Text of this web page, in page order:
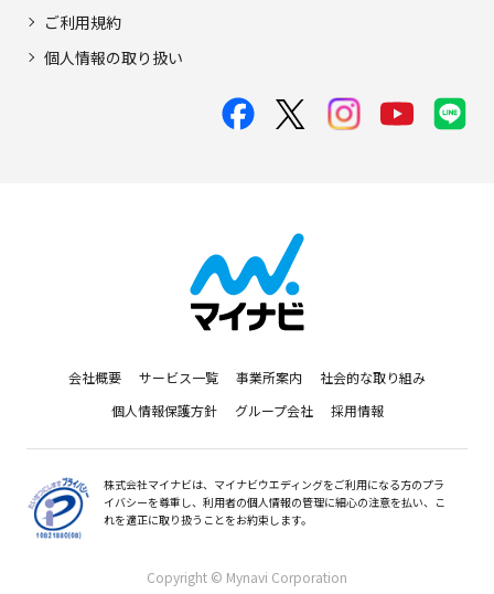
ご利用規約
個人情報の取り扱い
会社概要 サービス一覧 事業所案内
社会的な取り組み
個人情報保護方針
グループ会社 採用情報
株式会社マイナビは、マイナビウエディングをご利用になる方のプラ
イバシーを尊重し、利用者の個人情報の管理に細心の注意を払い、こ
れを適正に取り扱うことをお約束します。
Copyright © Mynavi Corporation